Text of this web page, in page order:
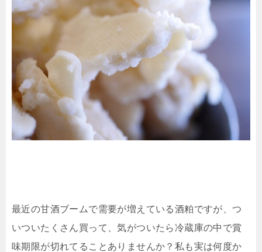
最近の甘酒ブームで需要が増えている酒粕ですが、つ
いついたくさん買って、気がついたら冷蔵庫の中で賞
味期限が切れてることありませんか？私も実は何度か